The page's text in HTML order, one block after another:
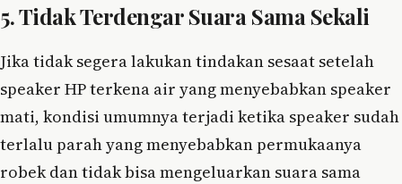
5. Tidak Terdengar Suara Sama Sekali
Jika tidak segera lakukan tindakan sesaat setelah
speaker HP terkena air yang menyebabkan speaker
mati, kondisi umumnya terjadi ketika speaker sudah
terlalu parah yang menyebabkan permukaanya
robek dan tidak bisa mengeluarkan suara sama